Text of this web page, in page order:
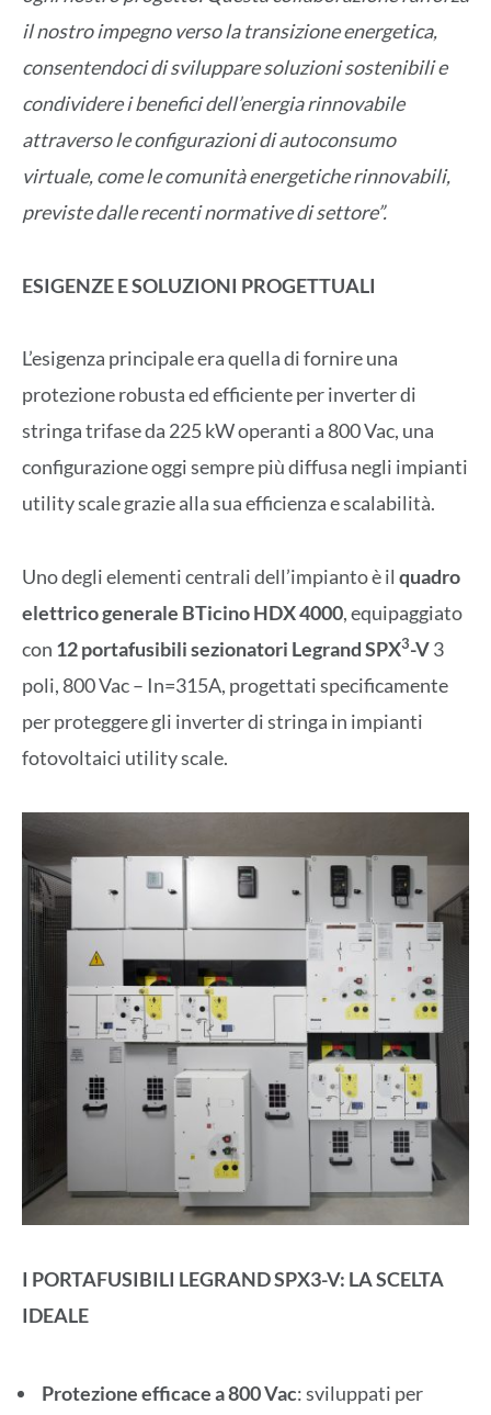
il nostro impegno verso la transizione energetica,
consentendoci di sviluppare soluzioni sostenibili e
condividere i benefici dell’energia rinnovabile
attraverso le configurazioni di autoconsumo
virtuale, come le comunità energetiche rinnovabili,
previste dalle recenti normative di settore”.
ESIGENZE E SOLUZIONI PROGETTUALI
L’esigenza principale era quella di fornire una
protezione robusta ed efficiente per inverter di
stringa trifase da 225 kW operanti a 800 Vac, una
configurazione oggi sempre più diffusa negli impianti
utility scale grazie alla sua efficienza e scalabilità.
Uno degli elementi centrali dell’impianto è il quadro
elettrico generale BTicino HDX 4000, equipaggiato
con 12 portafusibili sezionatori Legrand SPX3-V3
poli, 800 Vac – In=315A, progettati specificamente
per proteggere gli inverter di stringa in impianti
fotovoltaici utility scale.
I PORTAFUSIBILI LEGRAND SPX3-V: LA SCELTA
IDEALE
Protezione efficace a 800 Vac: sviluppati per